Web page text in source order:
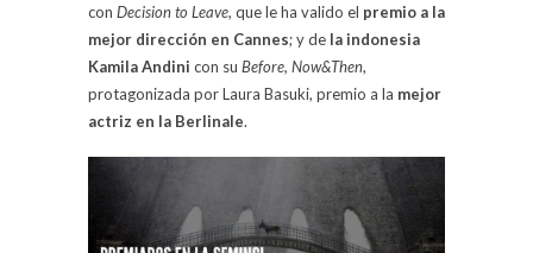
con Decision to Leave, que le ha valido el premio a la
mejor dirección en Cannes; y de la indonesia
Kamila Andini con su Before, Now&Then,
protagonizada por Laura Basuki, premio a la mejor
actriz en la Berlinale.